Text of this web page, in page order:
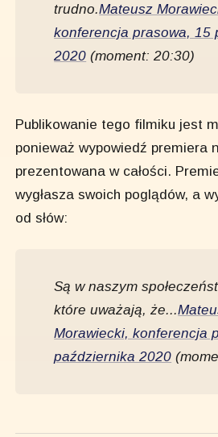
trudno.Mateusz
konferencja prasowa, 15
2020 (moment: 20:30)
Publikowanie tego filmiku jest
ponieważ wypowiedź premiera
prezentowana w całości.
wygłasza swoich poglądów, a
od słów:
Są w naszym
które uważają, że...
Morawiecki, konferencja
października 2020